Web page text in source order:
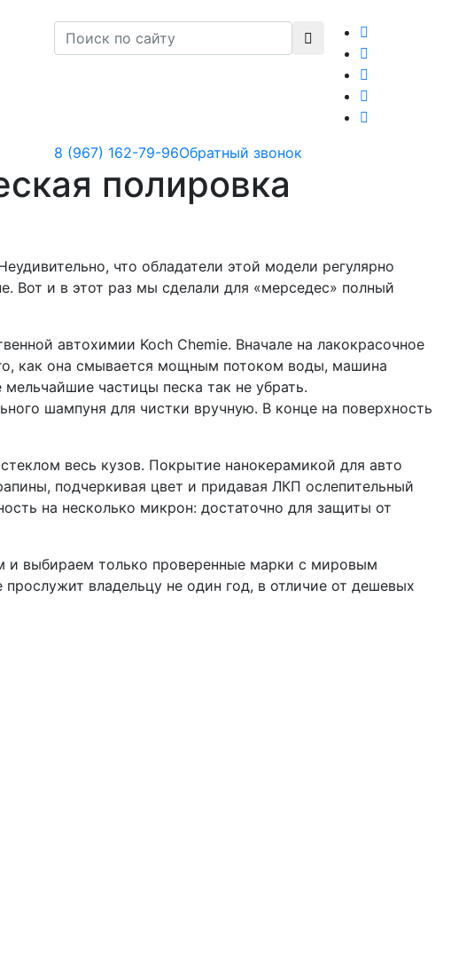
8 (967) 162-79-96Обратный звонок
полировка
что обладатели этой модели регулярно
Вот и в этот раз мы сделали для «мерседес» полный
автохимии Koch Chemie. Вначале на лакокрасочное
как она смывается мощным потоком воды, машина
частицы песка так не убрать.
шампуня для чистки вручную. В конце на поверхность
весь кузов. Покрытие нанокерамикой для авто
подчеркивая цвет и придавая ЛКП ослепительный
на несколько микрон: достаточно для защиты от
и выбираем только проверенные марки с мировым
владельцу не один год, в отличие от дешевых